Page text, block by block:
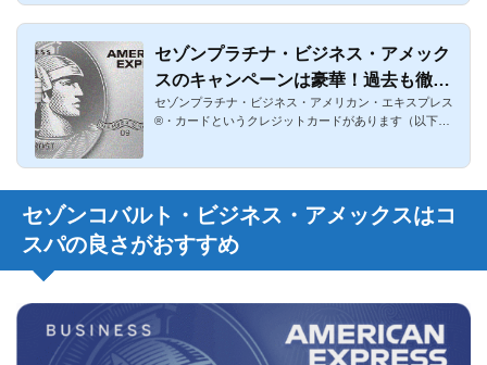
セゾンプラチナ・ビジネス・アメック
スのキャンペーンは豪華！過去も徹底
解説
セゾンプラチナ・ビジネス・アメリカン・エキスプレス
®・カードというクレジットカードがあります（以下セ
セゾンコバルト・ビジネス・アメックスはコ
スパの良さがおすすめ